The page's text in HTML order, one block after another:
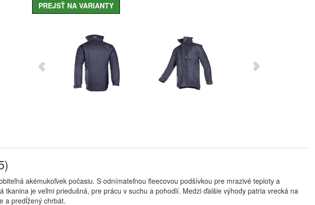
PREJSŤ NA VARIANTY
akémukoľvek počasiu. S odnímateľnou fleecovou podšívkou pre mrazivé teploty a
tkanina je veľmi priedušná, pre prácu v suchu a pohodlí. Medzi ďalšie výhody patria vrecká na
a predĺžený chrbát.